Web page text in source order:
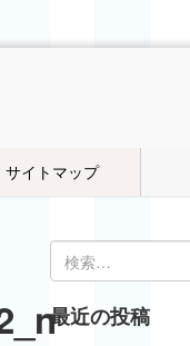
サイトマップ
検
索:
最近の投稿